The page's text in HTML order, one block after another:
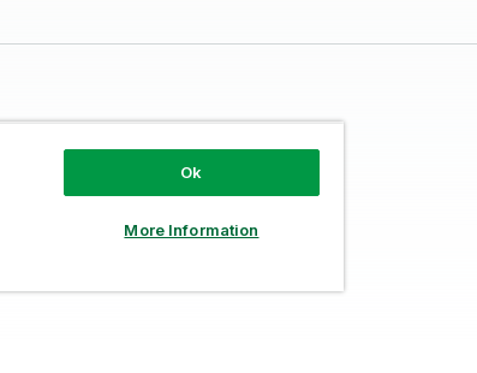
Ok
More Information